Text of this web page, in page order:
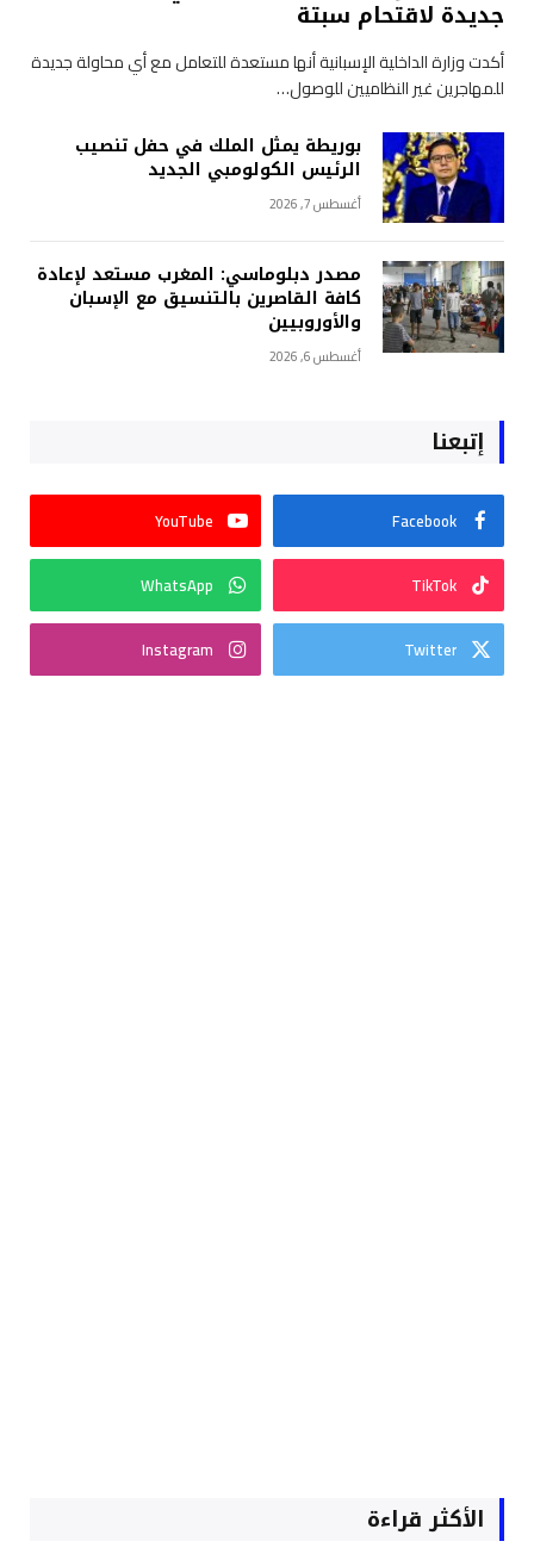
جديدة لاقتحام سبتة
أكدت وزارة الداخلية الإسبانية أنها مستعدة للتعامل مع أي محاولة جديدة
للمهاجرين غير النظاميين للوصول…
بوريطة يمثل الملك في حفل تنصيب
الرئيس الكولومبي الجديد
أغسطس 7, 2026
مصدر دبلوماسي: المغرب مستعد لإعادة
كافة القاصرين بالتنسيق مع الإسبان
والأوروبيين
أغسطس 6, 2026
إتبعنا
Facebook
YouTube
TikTok
WhatsApp
Twitter
Instagram
الأكثر قراءة